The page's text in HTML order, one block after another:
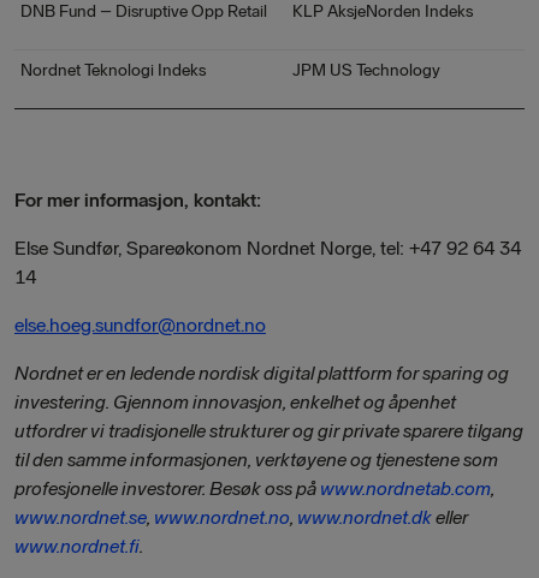
DNB Fund – Disruptive Opp Retail KLP AksjeNorden Indeks
Nordnet Teknologi Indeks JPM US Technology
For mer informasjon, kontakt:
Else Sundfør, Spareøkonom Nordnet Norge, tel: +47 92 64 34
14
else.hoeg.sundfor@nordnet.no
Nordnet er en ledende nordisk digital plattform for sparing og
investering. Gjennom innovasjon, enkelhet og åpenhet
utfordrer vi tradisjonelle strukturer og gir private sparere tilgang
til den samme informasjonen, verktøyene og tjenestene som
profesjonelle investorer. Besøk oss på www.nordnetab.com,
www.nordnet.se, www.nordnet.no, www.nordnet.dkeller
www.nordnet.fi.